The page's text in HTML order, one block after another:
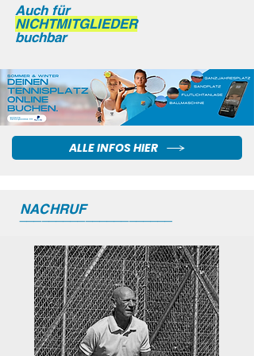
Auch für
NICHTMITGLIEDER
buchbar
ALLE INFOS HIER
NACHRUF
_____________________